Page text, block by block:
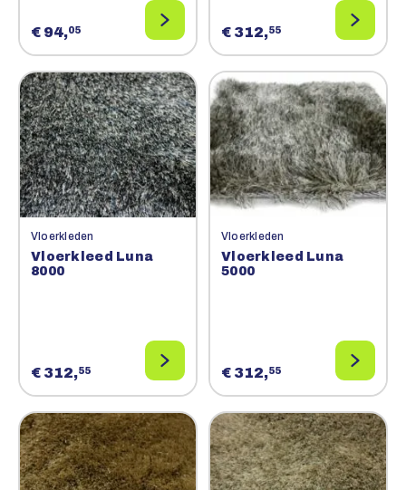
€ 94,05 € 312,55
Vloerkleden
Vloerkleed Luna
8000
€ 312,55
Vloerkleden
Vloerkleed Luna
5000
€ 312,55